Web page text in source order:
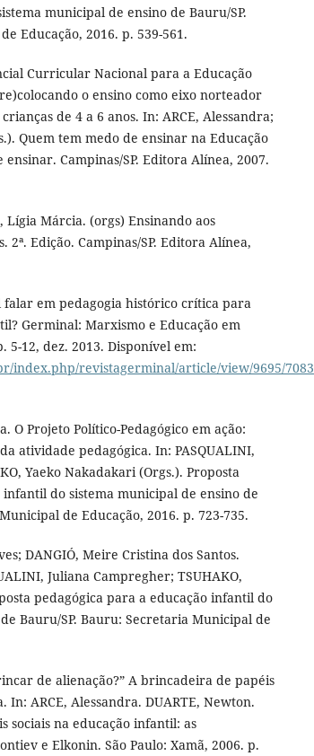
municipal de ensino de Bauru/SP.
Educação, 2016. p. 539-561.
Curricular Nacional para a Educação
o ensino como eixo norteador
de 4 a 6 anos. In: ARCE, Alessandra;
Quem tem medo de ensinar na Educação
Campinas/SP. Editora Alínea, 2007.
Lígia Márcia. (orgs) Ensinando aos
2ª. Edição. Campinas/SP. Editora Alínea,
falar em pedagogia histórico crítica para
Germinal: Marxismo e Educação em
5-12, dez. 2013. Disponível em:
index.php/revistagerminal/article/view/9695/7083
O Projeto Político-Pedagógico em ação:
atividade pedagógica. In: PASQUALINI,
Yaeko Nakadakari (Orgs.). Proposta
do sistema municipal de ensino de
de Educação, 2016. p. 723-735.
DANGIÓ, Meire Cristina dos Santos.
Juliana Campregher; TSUHAKO,
pedagógica para a educação infantil do
Bauru/SP. Bauru: Secretaria Municipal de
de alienação?” A brincadeira de papéis
In: ARCE, Alessandra. DUARTE, Newton.
sociais na educação infantil: as
e Elkonin. São Paulo: Xamã, 2006. p.